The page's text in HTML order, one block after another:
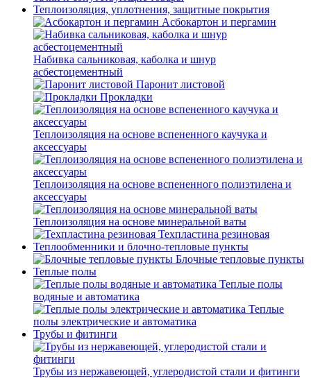
Теплоизоляция, уплотнения, защитные покрытия
Асбокартон и пергамин
Набивка сальниковая, каболка и шнур
асбестоцементный
Паронит листовой
Прокладки
Теплоизоляция на основе вспененного каучука и
аксессуары
Теплоизоляция на основе вспененного полиэтилена и
аксессуары
Теплоизоляция на основе минеральной ваты
Техпластина резиновая
Теплообменники и блочно-тепловые пункты
Блочные тепловые пункты
Теплые полы
Теплые полы
водяные и автоматика
Теплые
полы электрические и автоматика
Трубы и фитинги
Трубы из нержавеющей, углеродистой стали и фитинги